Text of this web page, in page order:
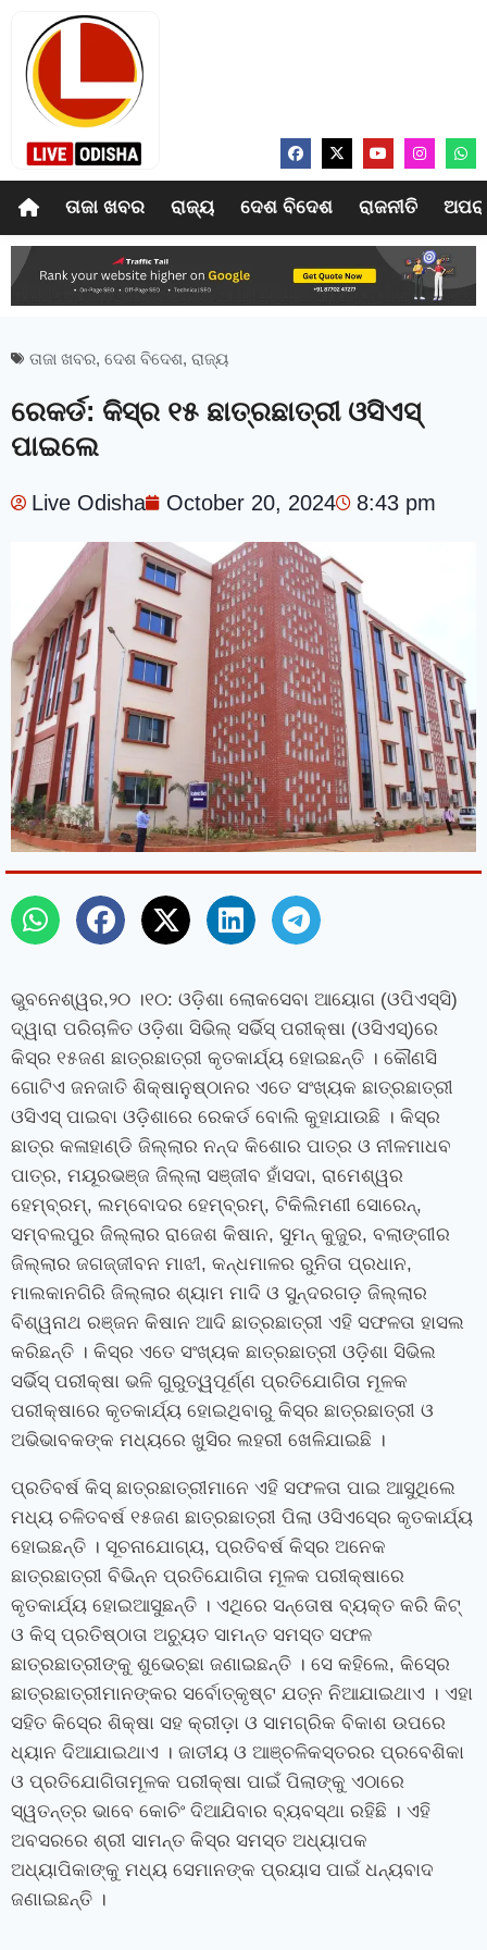
ତାଜା ଖବର ରାଜ୍ୟ ଦେଶ ବିଦେଶ ରାଜନୀତି
ତାଜା ଖବର, ଦେଶ ବିଦେଶ, ରାଜ୍ୟ
ରେକର୍ଡ: କିସ୍‍ର ୧୫ ଛାତ୍ରଛାତ୍ରୀ ଓସିଏସ୍‍
ପାଇଲେ
Live Odisha October 20, 2024 8:43 pm
ଭୁବନେଶ୍ୱର,୨୦ ।୧୦: ଓଡ଼ିଶା ଲୋକସେବା ଆୟୋଗ (ଓପିଏସ୍‍ସି)
ଦ୍ୱାରା ପରିଚାଳିତ ଓଡ଼ିଶା ସିଭିଲ୍‍ ସର୍ଭିସ୍‍ ପରୀକ୍ଷା (ଓସିଏସ୍‍)ରେ
କିସ୍‍ର ୧୫ଜଣ ଛାତ୍ରଛାତ୍ରୀ କୃତକାର୍ଯ୍ୟ ହୋଇଛନ୍ତି । କୌଣସି
ଗୋଟିଏ ଜନଜାତି ଶିକ୍ଷାନୁଷ୍ଠାନର ଏତେ ସଂଖ୍ୟକ ଛାତ୍ରଛାତ୍ରୀ
ଓସିଏସ୍‍ ପାଇବା ଓଡ଼ିଶାରେ ରେକର୍ଡ ବୋଲି କୁହାଯାଉଛି । କିସ୍‍ର
ଛାତ୍ର କଳାହାଣ୍ଡି ଜିଲ୍ଲାର ନନ୍ଦ କିଶୋର ପାତ୍ର ଓ ନୀଳମାଧବ
ପାତ୍ର, ମୟୂରଭଞ୍ଜ ଜିଲ୍ଲା ସଞ୍ଜୀବ ହାଁସଦା, ରାମେଶ୍ୱର
ହେମ୍ବ୍ରମ୍‍, ଲମ୍ବୋଦର ହେମ୍ବ୍ରମ୍‍, ଟିକିଲିମଣୀ ସୋରେନ୍‍,
ସମ୍ବଲପୁର ଜିଲ୍ଲାର ରାଜେଶ କିଷାନ, ସୁମନ୍‍ କୁଜୁର, ବଲାଙ୍ଗୀର
ଜିଲ୍ଲାର ଜଗଜ୍ଜୀବନ ମାଝୀ, କନ୍ଧମାଳର ରୁନିତା ପ୍ରଧାନ,
ମାଲକାନଗିରି ଜିଲ୍ଲାର ଶ୍ୟାମ ମାଦି ଓ ସୁନ୍ଦରଗଡ଼ ଜିଲ୍ଲାର
ବିଶ୍ୱନାଥ ରଞ୍ଜନ କିଷାନ ଆଦି ଛାତ୍ରଛାତ୍ରୀ ଏହି ସଫଳତା ହାସଲ
କରିଛନ୍ତି । କିସ୍‍ର ଏତେ ସଂଖ୍ୟକ ଛାତ୍ରଛାତ୍ରୀ ଓଡ଼ିଶା ସିଭିଲ
ସର୍ଭିସ୍‍ ପରୀକ୍ଷା ଭଳି ଗୁରୁତ୍ୱପୂର୍ଣ୍ଣ ପ୍ରତିଯୋଗିତା ମୂଳକ
ପରୀକ୍ଷାରେ କୃତକାର୍ଯ୍ୟ ହୋଇଥିବାରୁ କିସ୍‍ର ଛାତ୍ରଛାତ୍ରୀ ଓ
ଅଭିଭାବକଙ୍କ ମଧ୍ୟରେ ଖୁସିର ଲହରୀ ଖେଳିଯାଇଛି ।
ପ୍ରତିବର୍ଷ କିସ୍‍ ଛାତ୍ରଛାତ୍ରୀମାନେ ଏହି ସଫଳତା ପାଇ ଆସୁଥିଲେ
ମଧ୍ୟ ଚଳିତବର୍ଷ ୧୫ଜଣ ଛାତ୍ରଛାତ୍ରୀ ପିଲା ଓସିଏସ୍‍ରେ କୃତକାର୍ଯ୍ୟ
ହୋଇଛନ୍ତି । ସୂଚନାଯୋଗ୍ୟ, ପ୍ରତିବର୍ଷ କିସ୍‍ର ଅନେକ
ଛାତ୍ରଛାତ୍ରୀ ବିଭିନ୍ନ ପ୍ରତିଯୋଗିତା ମୂଳକ ପରୀକ୍ଷାରେ
କୃତକାର୍ଯ୍ୟ ହୋଇଆସୁଛନ୍ତି । ଏଥିରେ ସନ୍ତୋଷ ବ୍ୟକ୍ତ କରି କିଟ୍‍
ଓ କିସ୍‍ ପ୍ରତିଷ୍ଠାତା ଅଚ୍ୟୁତ ସାମନ୍ତ ସମସ୍ତ ସଫଳ
ଛାତ୍ରଛାତ୍ରୀଙ୍କୁ ଶୁଭେଚ୍ଛା ଜଣାଇଛନ୍ତି । ସେ କହିଲେ, କିସ୍‍ରେ
ଛାତ୍ରଛାତ୍ରୀମାନଙ୍କର ସର୍ବୋତ୍କୃଷ୍ଟ ଯତ୍ନ ନିଆଯାଇଥାଏ । ଏହା
ସହିତ କିସ୍‍ରେ ଶିକ୍ଷା ସହ କ୍ରୀଡ଼ା ଓ ସାମଗ୍ରିକ ବିକାଶ ଉପରେ
ଧ୍ୟାନ ଦିଆଯାଇଥାଏ । ଜାତୀୟ ଓ ଆଞ୍ଚଳିକସ୍ତରର ପ୍ରବେଶିକା
ଓ ପ୍ରତିଯୋଗିତାମୂଳକ ପରୀକ୍ଷା ପାଇଁ ପିଲାଙ୍କୁ ଏଠାରେ
ସ୍ୱତନ୍ତ୍ର ଭାବେ କୋଚିଂ ଦିଆଯିବାର ବ୍ୟବସ୍ଥା ରହିଛି । ଏହି
ଅବସରରେ ଶ୍ରୀ ସାମନ୍ତ କିସ୍‍ର ସମସ୍ତ ଅଧ୍ୟାପକ
ଅଧ୍ୟାପିକାଙ୍କୁ ମଧ୍ୟ ସେମାନଙ୍କ ପ୍ରୟାସ ପାଇଁ ଧନ୍ୟବାଦ
ଜଣାଇଛନ୍ତି ।